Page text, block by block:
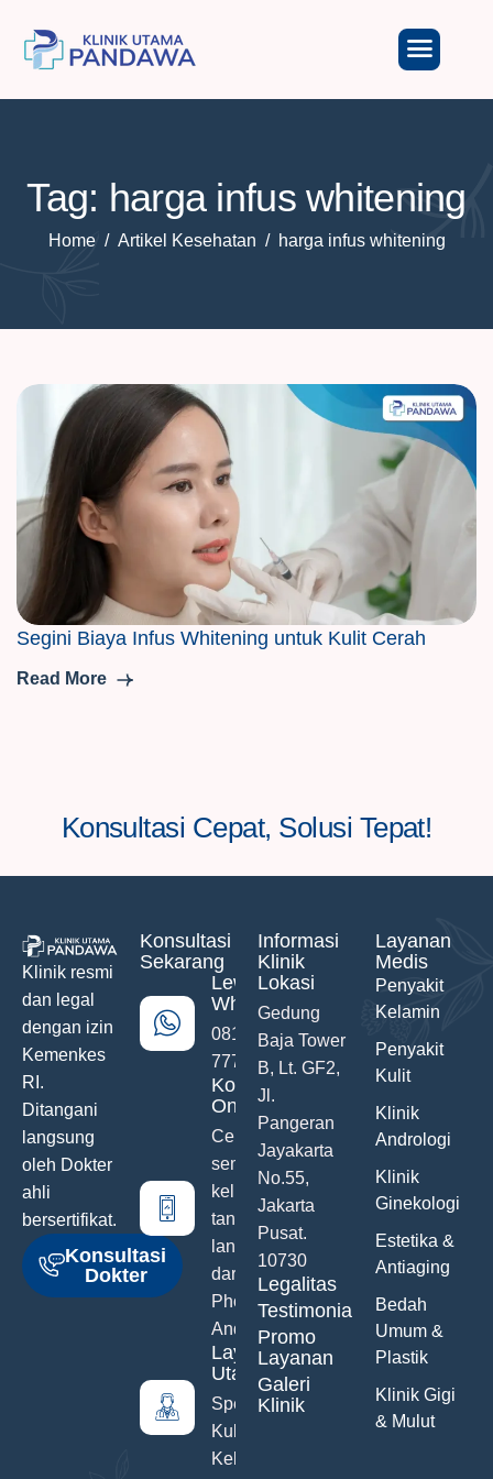
Tag: harga infus whitening
Home Artikel Kesehatan harga infus whitening
Segini Biaya Infus Whitening untuk Kulit Cerah
Read More
Konsultasi Cepat, Solusi Tepat!
Klinik resmi
dan legal
dengan izin
Kemenkes
RI.
Ditangani
langsung
oleh Dokter
ahli
bersertifikat.
Konsultasi
Dokter
Konsultasi
Sekarang
Lewat
WhatsApp
0811-742-
777
Konsultasi
Online
Ceritakan
semua
keluhanmu
tanpa malu
langsung
dari Hand
Phone
Anda
Layanan
Utama
Spesialis
Kulit &
Kelamin
Informasi
Klinik
Lokasi
Gedung
Baja Tower
B, Lt. GF2,
Jl.
Pangeran
Jayakarta
No.55,
Jakarta
Pusat.
10730
Legalitas
Testimonials
Promo
Layanan
Galeri
Klinik
Layanan
Medis
Penyakit
Kelamin
Penyakit
Kulit
Klinik
Andrologi
Klinik
Ginekologi
Estetika &
Antiaging
Bedah
Umum &
Plastik
Klinik Gigi
& Mulut